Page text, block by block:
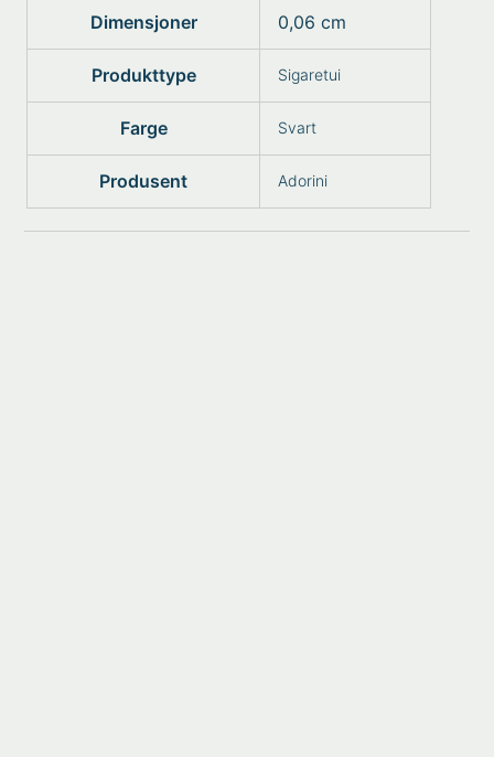
Dimensjoner 0,06 cm
Produkttype Sigaretui
Farge Svart
Produsent Adorini